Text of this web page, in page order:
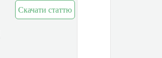
Скачати статтю